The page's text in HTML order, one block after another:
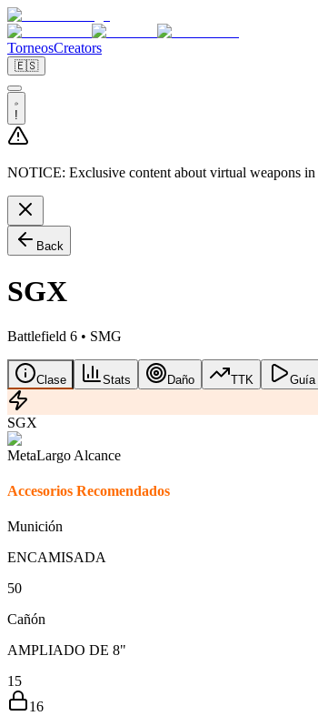
TorneosCreators
🇪🇸
!
NOTICE: Exclusive content about virtual weapons
Back
SGX
Battlefield 6 • SMG
Clase Stats Daño TTK Guía
SGX
MetaLargo Alcance
Accesorios Recomendados
Munición
ENCAMISADA
50
Cañón
AMPLIADO DE 8"
15
16